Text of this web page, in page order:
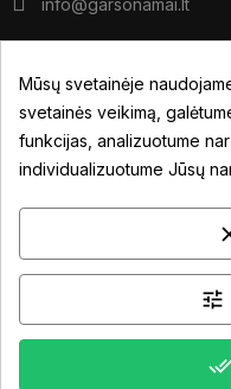
V: 10:00 - 18:00
*pietūs: 14:00 - 15:00
VI: pagal susitarimą
INFORMACIJA
Mūsų svetainėje
svetainės veikimą,
funkcijas, analizuotume
individualizuotume Jūsų
tune